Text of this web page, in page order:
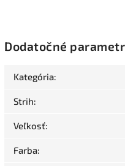
Dodatočné
Kategória:
Strih:
Veľkosť:
Farba: